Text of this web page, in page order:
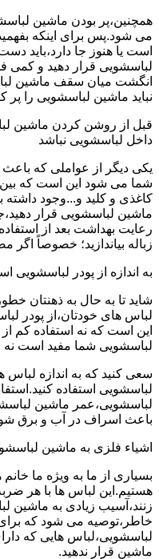
همچنین،پر بودن ماشین
می شود.پس برای اینکه
است یا هنوز جا دارد،باید
انگشت میان سقف ماشین
نباید ماشین لباسشویی را پر
قبل از روشن کردن ماشین
داخل لباسشویی نباشد
یکی دیگر از عواملی که
شما می شود این است که بین
کاغذی و کلید و...وجود داشته
ماشین لباسشویی قرار
رعایت بهداشت بعد از
زباله بیاندازید؛ خصوصاً
به اندازه از پودر لباسشویی
شاید تا به حال به ذهنتان
لباس های خودتان،از پودر
این است که نه استفاده کم
لباسشویی شما مفید است نه
سعی کنید که به اندازه لباس
لباسشویی استفاده
لباسشویی،عمر ماشین
باعث اسراف در آب و برق
اشیاء فلزی به ماشین
بسیاری از ما به ویژه ما
هستیم.این لباس ها با هر
زنند،آسیب زیادی به ماشین
خاطر،توصیه می شود که
لباسشویی،لباس هایی که
ماشین قرار ندهید.